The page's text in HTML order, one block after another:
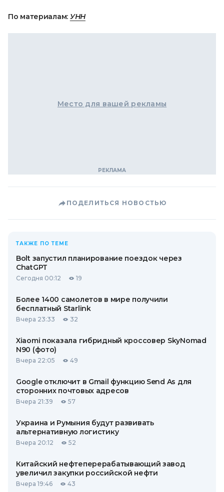
По материалам: УНН
Место для вашей рекламы
ПОДЕЛИТЬСЯ НОВОСТЬЮ
ТАКЖЕ ПО ТЕМЕ
Bolt запустил планирование поездок через
ChatGPT
Сегодня 00:12 19
Более 1400 самолетов в мире получили
бесплатный Starlink
Вчера 23:33 32
Xiaomi показала гибридный кроссовер SkyNomad
N90 (фото)
Вчера 22:05 49
Google отключит в Gmail функцию Send As для
сторонних почтовых адресов
Вчера 21:39 57
Украина и Румыния будут развивать
альтернативную логистику
Вчера 20:12 52
Китайский нефтеперерабатывающий завод
увеличил закупки российской нефти
Вчера 19:46 43